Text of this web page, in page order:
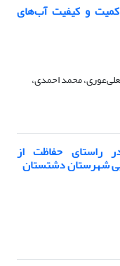
کمیت و کیفیت آب‌های
محمد احمدی،
راستای حفاظت از
شهرستان دشتستان